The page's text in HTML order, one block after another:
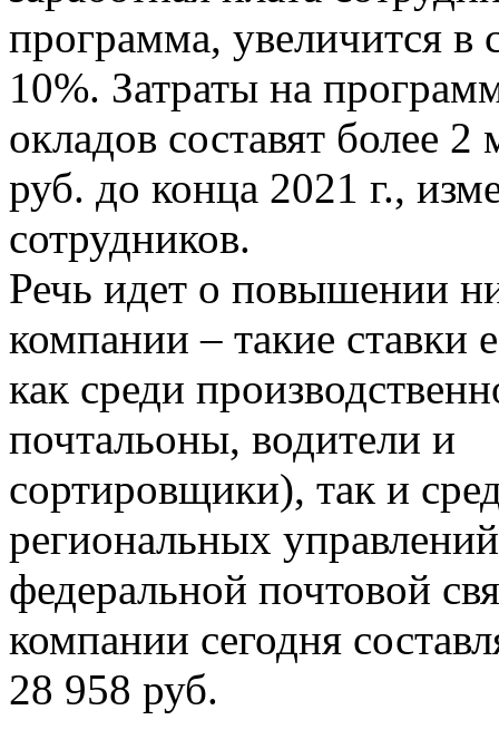
программа, увеличится в
10%. Затраты на
окладов составят более 2
руб. до конца 2021 г.,
сотрудников.
Речь идет о повышении
компании – такие ставки
как среди
почтальоны, водители и
сортировщики), так и
региональных управлений
федеральной почтовой
компании сегодня
28 958 руб.